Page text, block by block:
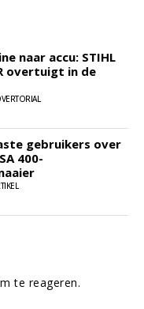
naar accu: STIHL
overtuigt in de
gebruikers over
400-
te reageren.